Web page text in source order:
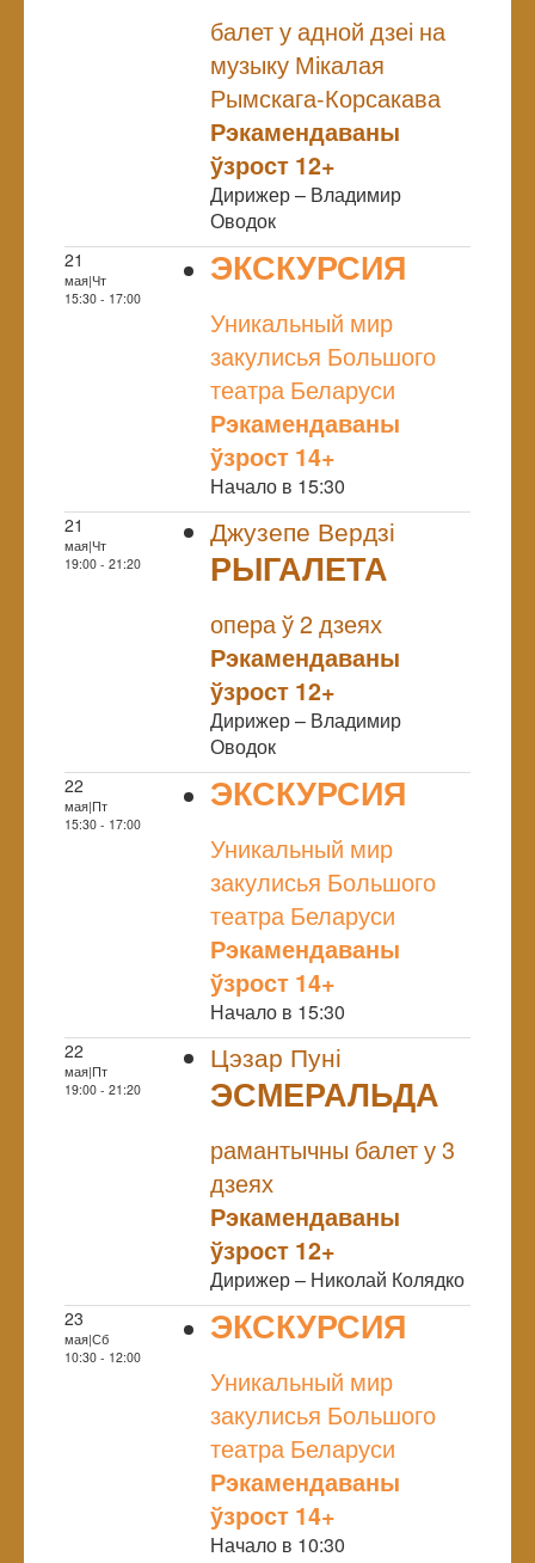
балет у адной дзеі на
музыку Мікалая
Рымскага-Корсакава
Рэкамендаваны
ўзрост 12+
Дирижер – Владимир
Оводок
21
мая|Чт
15:30 - 17:00
ЭКСКУРСИЯ
Уникальный мир
закулисья Большого
театра Беларуси
Рэкамендаваны
ўзрост 14+
Начало в 15:30
21
мая|Чт
19:00 - 21:20
Джузепе Вердзі
РЫГАЛЕТА
опера ў 2 дзеях
Рэкамендаваны
ўзрост 12+
Дирижер – Владимир
Оводок
22
мая|Пт
15:30 - 17:00
ЭКСКУРСИЯ
Уникальный мир
закулисья Большого
театра Беларуси
Рэкамендаваны
ўзрост 14+
Начало в 15:30
22
мая|Пт
19:00 - 21:20
Цэзар Пуні
ЭСМЕРАЛЬДА
рамантычны балет у 3
дзеях
Рэкамендаваны
ўзрост 12+
Дирижер – Николай Колядко
23
мая|Сб
10:30 - 12:00
ЭКСКУРСИЯ
Уникальный мир
закулисья Большого
театра Беларуси
Рэкамендаваны
ўзрост 14+
Начало в 10:30